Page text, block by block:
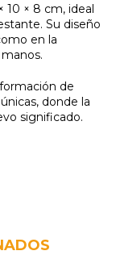
10 × 8 cm, ideal
Su diseño
en la
de
donde la
significado.